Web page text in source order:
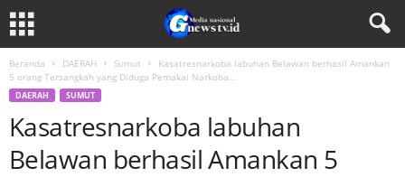
Beranda DAERAH Sumut
Kasatresnarkoba labuhan Belawan berhasil Amankan
5 orang Tersangkah yang Diduga Pemakai Narkoba...
DAERAH SUMUT
Kasatresnarkoba labuhan
Belawan berhasil Amankan 5